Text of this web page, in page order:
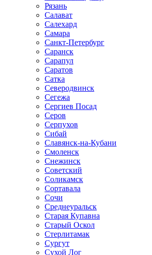
Рязань
Салават
Салехард
Самара
Санкт-Петербург
Саранск
Сарапул
Саратов
Сатка
Северодвинск
Сегежа
Сергиев Посад
Серов
Серпухов
Сибай
Славянск-на-Кубани
Смоленск
Снежинск
Советский
Соликамск
Сортавала
Сочи
Среднеуральск
Старая Купавна
Старый Оскол
Стерлитамак
Сургут
Сухой Лог